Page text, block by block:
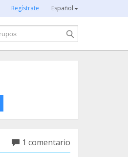
Regístrate Español
1 comentario